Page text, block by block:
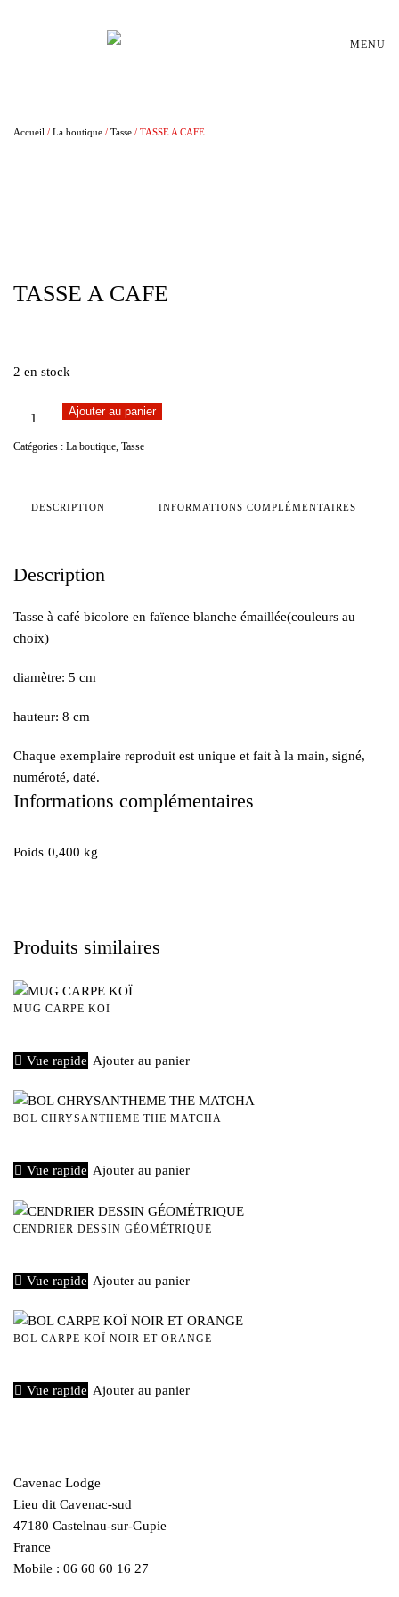
Passer au contenu principal MENU
Accueil / La boutique / Tasse / TASSE A CAFE
TASSE A CAFE
2 en stock
TASSE
Ajouter au panier
Catégories : La boutique, Tasse
DESCRIPTION INFORMATIONS COMPLÉMENTAIRES
Description
Tasse à café bicolore en faïence blanche émaillée(couleurs au
choix)
diamètre: 5 cm
hauteur: 8 cm
Chaque exemplaire reproduit est unique et fait à la main, signé,
numéroté, daté.
Informations complémentaires
Poids 0,400 kg
Produits similaires
MUG CARPE KOÏ
Vue rapide Ajouter au panier
BOL CHRYSANTHEME THE MATCHA
Vue rapide Ajouter au panier
CENDRIER DESSIN GÉOMÉTRIQUE
Vue rapide Ajouter au panier
BOL CARPE KOÏ NOIR ET ORANGE
Vue rapide Ajouter au panier
Cavenac Lodge
Lieu dit Cavenac-sud
47180 Castelnau-sur-Gupie
France
Mobile : 06 60 60 16 27